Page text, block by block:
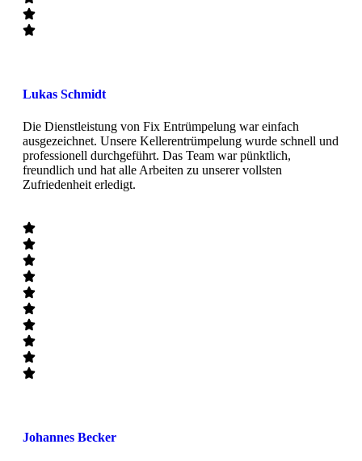
Lukas Schmidt
Die Dienstleistung von Fix Entrümpelung war einfach
ausgezeichnet. Unsere Kellerentrümpelung wurde schnell und
professionell durchgeführt. Das Team war pünktlich,
freundlich und hat alle Arbeiten zu unserer vollsten
Zufriedenheit erledigt.
Johannes Becker